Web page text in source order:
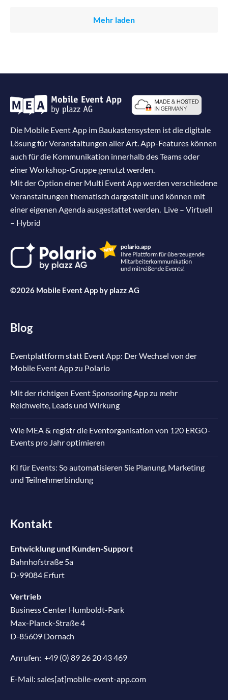
Mehr laden
Die Mobile Event App im Baukastensystem ist die digitale
Lösung für Veranstaltungen aller Art. App-Features können
auch für die Kommunikation innerhalb des Teams oder
einer Workshop-Gruppe genutzt werden.
Mit der Option einer Multi Event App werden verschiedene
Veranstaltungen thematisch dargestellt und können mit
einer eigenen Agenda ausgestattet werden. Live – Virtuell
– Hybrid
©2026 Mobile Event App by plazz AG
Blog
Eventplattform statt Event App: Der Wechsel von der
Mobile Event App zu Polario
Mit der richtigen Event Sponsoring App zu mehr
Reichweite, Leads und Wirkung
Wie MEA & registr die Eventorganisation von 120 ERGO-
Events pro Jahr optimieren
KI für Events: So automatisieren Sie Planung, Marketing
und Teilnehmerbindung
Kontakt
Entwicklung und Kunden-Support
Bahnhofstraße 5a
D-99084 Erfurt
Vertrieb
Business Center Humboldt-Park
Max-Planck-Straße 4
D-85609 Dornach
Anrufen: +49 (0) 89 26 20 43 469
E-Mail: sales[at]mobile-event-app.com